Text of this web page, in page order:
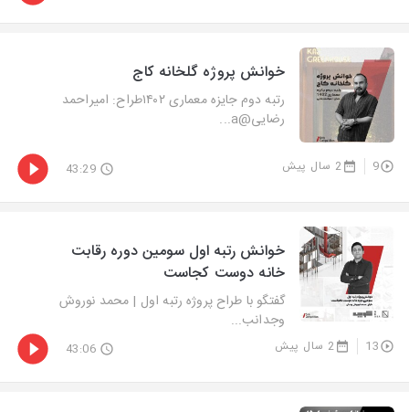
خوانش پروژه گلخانه کاج
رتبه دوم جایزه معماری ۱۴۰۲طراح: امیراحمد
رضایی@a...
9 2 سال پیش 43:29
خوانش رتبه اول سومین دوره رقابت
خانه دوست کجاست
گفتگو با طراح پروژه رتبه اول | محمد نوروش
وجدانب...
13 2 سال پیش 43:06